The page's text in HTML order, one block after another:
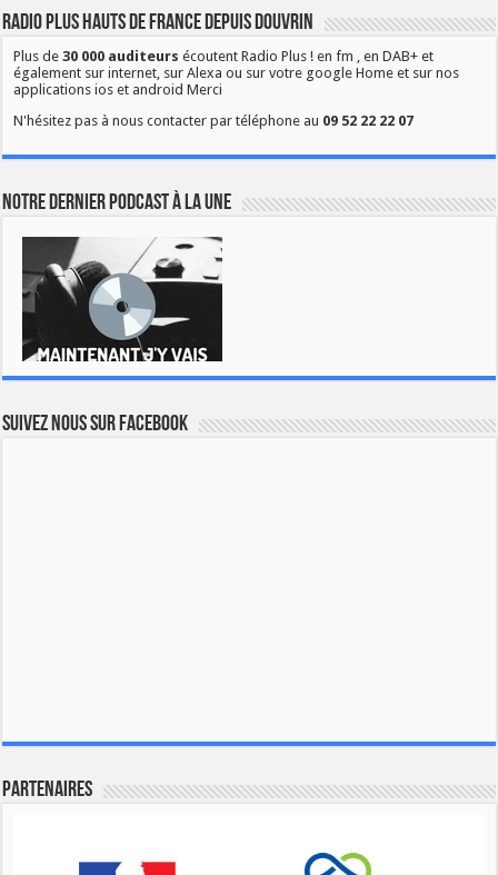
Radio Plus Hauts de France depuis Douvrin
Plus de30 000 auditeurs écoutent Radio Plus ! en fm , en DAB+ et
également sur internet, sur Alexa ou sur votre google Home et sur nos
applications ios et android Merci
N'hésitez pas à nous contacter par téléphone au 09 52 22 22 07
Notre dernier podcast à la une
Suivez nous sur Facebook
Partenaires